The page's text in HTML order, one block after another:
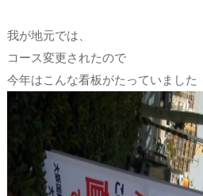
我が地元では、
コース変更されたので
今年はこんな看板がたっていました